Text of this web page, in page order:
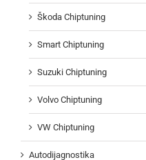
Škoda Chiptuning
Smart Chiptuning
Suzuki Chiptuning
Volvo Chiptuning
VW Chiptuning
Autodijagnostika